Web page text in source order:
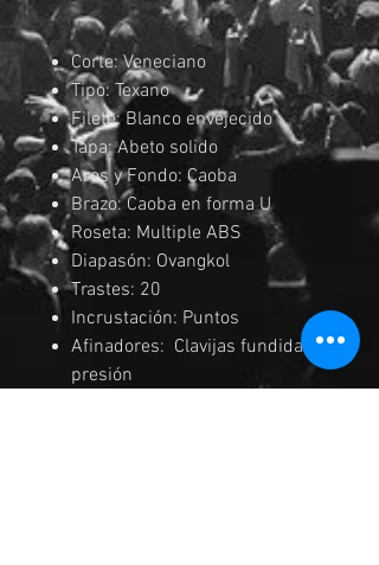
Corte: Veneciano
Tipo: Texano
Filete: Blanco envejecido
Tapa: Abeto solido
Aros y Fondo: Caoba
Brazo: Caoba en forma U
Roseta: Multiple ABS
Diapasón: Ovangkol
Trastes: 20
Incrustación: Puntos
Afinadores: Clavijas fundidas a
presión